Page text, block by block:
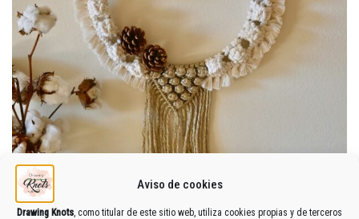
Aviso de cookies
Drawing Knots , como titular de este sitio web, utiliza cookies propias y de terceros